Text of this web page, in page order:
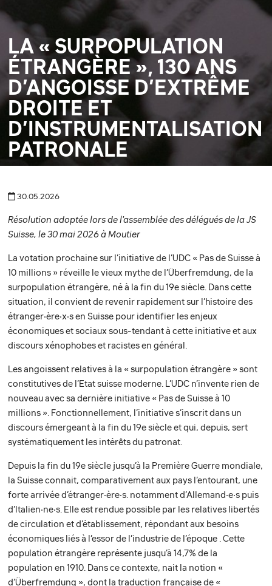
LA « SURPOPULATION
ÉTRANGÈRE », 130 ANS
D’ANGOISSE D’EXTRÊME
DROITE ET
D’INSTRUMENTALISATION
PATRONALE
30.05.2026
Résolution adoptée lors de l'assemblée des délégués de la JS
Suisse, le 30 mai 2026 à Moutier
La votation prochaine sur l’initiative de l’UDC « Pas de Suisse à
10 millions » réveille le vieux mythe de l’Überfremdung, de la
surpopulation étrangère, né à la fin du 19e siècle. Dans cette
situation, il convient de revenir rapidement sur l’histoire des
étranger‧ère‧x‧s en Suisse pour identifier les enjeux
économiques et sociaux sous-tendant à cette initiative et aux
discours xénophobes et racistes en général.
Les angoissent relatives à la « surpopulation étrangère » sont
constitutives de l’Etat suisse moderne. L’UDC n’invente rien de
nouveau avec sa dernière initiative « Pas de Suisse à 10
millions ». Fonctionnellement, l’initiative s’inscrit dans un
discours émergeant à la fin du 19e siècle et qui, depuis, sert
systématiquement les intérêts du patronat.
Depuis la fin du 19e siècle jusqu’à la Première Guerre mondiale,
la Suisse connait, comparativement aux pays l’entourant, une
forte arrivée d’étranger‧ère‧s. notamment d’Allemand‧e‧s puis
d’Italien‧ne‧s. Elle est rendue possible par les relatives libertés
de circulation et d’établissement, répondant aux besoins
économiques liés à l’essor de l’industrie de l’époque . Cette
population étrangère représente jusqu’à 14,7% de la
population en 1910. Dans ce contexte, nait la notion «
d’Überfremdung », dont la traduction française de «